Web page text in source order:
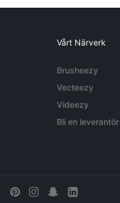
Vårt Närverk
Brusheezy
Vecteezy
Videezy
Bli en leverantör